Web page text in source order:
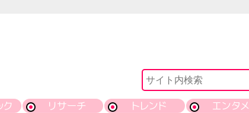
ク リサーチ トレンド エンタメ